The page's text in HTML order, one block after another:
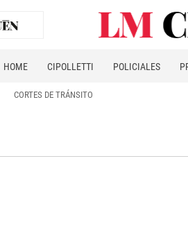
HOME CIPOLLETTI POLICIALES
CORTES DE TRÁNSITO